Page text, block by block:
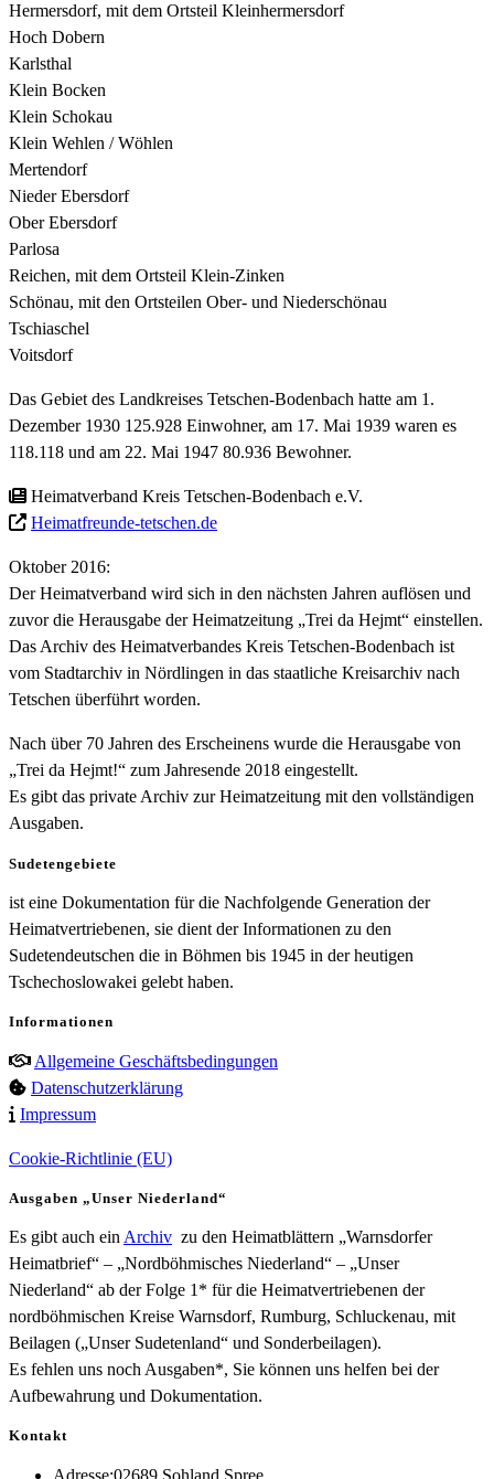
Hermersdorf, mit dem Ortsteil Kleinhermersdorf
Hoch Dobern
Karlsthal
Klein Bocken
Klein Schokau
Klein Wehlen / Wöhlen
Mertendorf
Nieder Ebersdorf
Ober Ebersdorf
Parlosa
Reichen, mit dem Ortsteil Klein-Zinken
Schönau, mit den Ortsteilen Ober- und Niederschönau
Tschiaschel
Voitsdorf
Das Gebiet des Landkreises Tetschen-Bodenbach hatte am 1.
Dezember 1930 125.928 Einwohner, am 17. Mai 1939 waren es
118.118 und am 22. Mai 1947 80.936 Bewohner.
Heimatverband Kreis Tetschen-Bodenbach e.V.
Heimatfreunde-tetschen.de
Oktober 2016:
Der Heimatverband wird sich in den nächsten Jahren auflösen und
zuvor die Herausgabe der Heimatzeitung „Trei da Hejmt“ einstellen.
Das Archiv des Heimatverbandes Kreis Tetschen-Bodenbach ist
vom Stadtarchiv in Nördlingen in das staatliche Kreisarchiv nach
Tetschen überführt worden.
Nach über 70 Jahren des Erscheinens wurde die Herausgabe von
„Trei da Hejmt!“ zum Jahresende 2018 eingestellt.
Es gibt das private Archiv zur Heimatzeitung mit den vollständigen
Ausgaben.
Sudetengebiete
ist eine Dokumentation für die Nachfolgende Generation der
Heimatvertriebenen, sie dient der Informationen zu den
Sudetendeutschen die in Böhmen bis 1945 in der heutigen
Tschechoslowakei gelebt haben.
Informationen
Allgemeine Geschäftsbedingungen
Datenschutzerklärung
Impressum
Cookie-Richtlinie (EU)
Ausgaben „Unser Niederland“
Es gibt auch ein Archiv zu den Heimatblättern „Warnsdorfer
Heimatbrief“ – „Nordböhmisches Niederland“ – „Unser
Niederland“ ab der Folge 1* für die Heimatvertriebenen der
nordböhmischen Kreise Warnsdorf, Rumburg, Schluckenau, mit
Beilagen („Unser Sudetenland“ und Sonderbeilagen).
Es fehlen uns noch Ausgaben*, Sie können uns helfen bei der
Aufbewahrung und Dokumentation.
Kontakt
Adresse:02689 Sohland Spree